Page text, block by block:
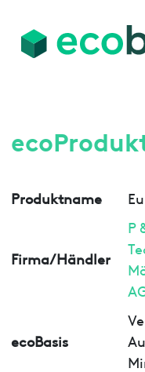
Produktname
Firma/Händler
P
ecoBasis